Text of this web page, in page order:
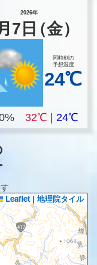
2026年
7 日（金）
同時刻の
予想温度
24℃
32℃ |24℃
Leaflet | 地理院タイル